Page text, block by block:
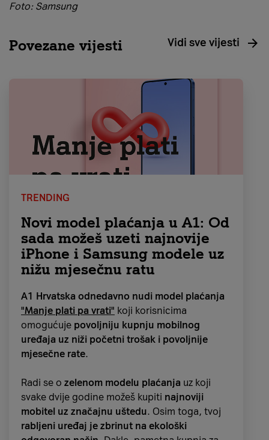
Foto: Samsung
Povezane vijesti Vidi sve vijesti
TRENDING
Novi model plaćanja u A1: Od
sada možeš uzeti najnovije
iPhone i Samsung modele uz
nižu mjesečnu ratu
A1 Hrvatska odnedavno nudi model plaćanja
"Manje plati pa vrati" koji korisnicima
omogućuje povoljniju kupnju mobilnog
uređaja uz niži početni trošak i povoljnije
mjesečne rate.
Radi se o zelenom modelu plaćanja uz koji
svake dvije godine možeš kupiti najnoviji
mobitel uz značajnu uštedu. Osim toga, tvoj
rabljeni uređaj je zbrinut na ekološki